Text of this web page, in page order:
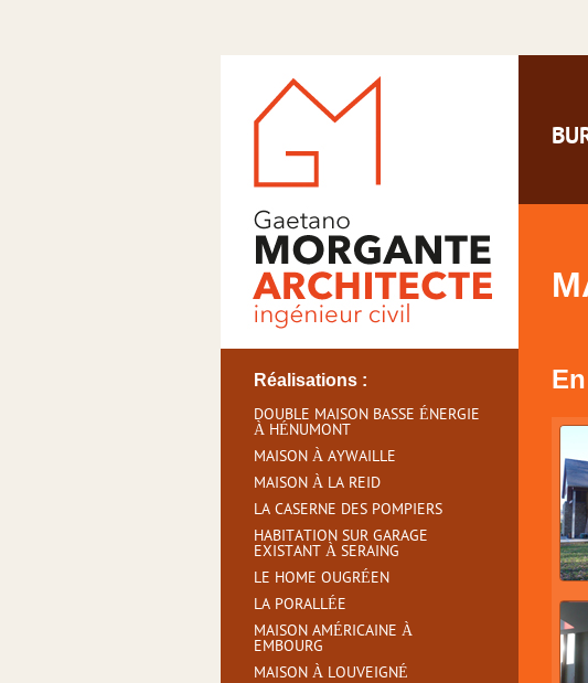
Réalisations :
DOUBLE MAISON BASSE ÉNERGIE
À HÉNUMONT
MAISON À AYWAILLE
MAISON À LA REID
LA CASERNE DES POMPIERS
HABITATION SUR GARAGE
EXISTANT À SERAING
LE HOME OUGRÉEN
LA PORALLÉE
MAISON AMÉRICAINE À
EMBOURG
MAISON À LOUVEIGNÉ